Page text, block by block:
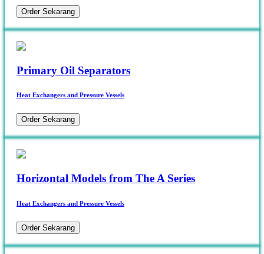
Order Sekarang
Primary Oil Separators
Heat Exchangers and Pressure Vessels
Order Sekarang
Horizontal Models from The A Series
Heat Exchangers and Pressure Vessels
Order Sekarang